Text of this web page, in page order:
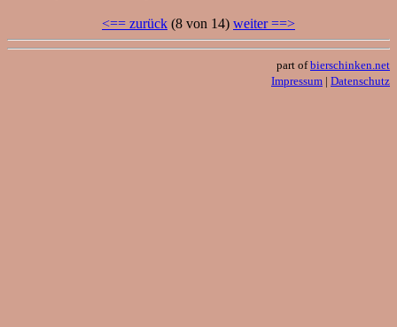
<== zurück (8 von 14) weiter ==>
part ofbierschinken.net
Impressum | Datenschutz